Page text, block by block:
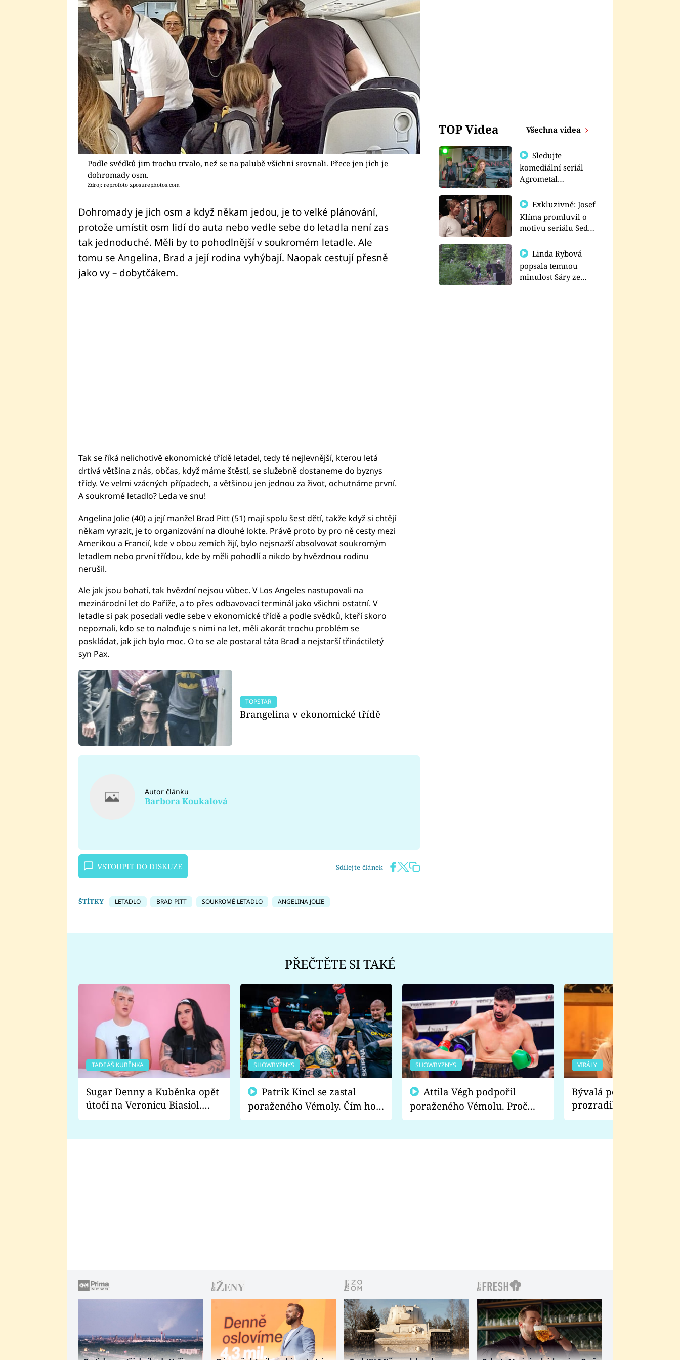
Podle svědků jim trochu trvalo, než se na palubě všichni srovnali. Přece jen jich je
dohromady osm.
Zdroj: reprofoto xposurephotos.com
Dohromady je jich osm a když někam jedou, je to velké plánování,
protože umístit osm lidí do auta nebo vedle sebe do letadla není zas
tak jednoduché. Měli by to pohodlnější v soukromém letadle. Ale
tomu se Angelina, Brad a její rodina vyhýbají. Naopak cestují přesně
jako vy – dobytčákem.
Tak se říká nelichotivě ekonomické třídě letadel, tedy té nejlevnější, kterou letá
drtivá většina z nás, občas, když máme štěstí, se služebně dostaneme do byznys
třídy. Ve velmi vzácných případech, a většinou jen jednou za život, ochutnáme první.
A soukromé letadlo? Leda ve snu!
Angelina Jolie (40) a její manžel Brad Pitt (51) mají spolu šest dětí, takže když si chtějí
někam vyrazit, je to organizování na dlouhé lokte. Právě proto by pro ně cesty mezi
Amerikou a Francií, kde v obou zemích žijí, bylo nejsnazší absolvovat soukromým
letadlem nebo první třídou, kde by měli pohodlí a nikdo by hvězdnou rodinu
nerušil.
Ale jak jsou bohatí, tak hvězdní nejsou vůbec. V Los Angeles nastupovali na
mezinárodní let do Paříže, a to přes odbavovací terminál jako všichni ostatní. V
letadle si pak posedali vedle sebe v ekonomické třídě a podle svědků, kteří skoro
nepoznali, kdo se to naloďuje s nimi na let, měli akorát trochu problém se
poskládat, jak jich bylo moc. O to se ale postaral táta Brad a nejstarší třináctiletý
syn Pax.
TOPSTAR
Brangelina v ekonomické třídě
Autor článku
Barbora Koukalová
VSTOUPIT DO DISKUZE Sdílejte článek
ŠTÍTKY LETADLO BRAD PITT SOUKROMÉ LETADLO ANGELINA JOLIE
TOP Videa Všechna videa
Sledujte
komediální seriál
Agrometal
prima+
Exkluzivně: Josef
Klíma promluvil o
motivu seriálu Sedm
Linda Rybová
popsala temnou
minulost Sáry ze
PŘEČTĚTE SI TAKÉ
TADEÁŠ KUBĚNKA
Sugar Denny a Kuběnka opět
útočí na Veronicu Biasiol.
Proč je podle nich falešná a
SHOWBYZNYS
poraženého Vémoly. Čím ho
fanoušci naštvali?
SHOWBYZNYS
poraženého Vémolu. Proč
chce raději zápasit s ním než
VIRÁLY
Bývalá pornoherečka
prozradila, co ji
natáčení Euforie.